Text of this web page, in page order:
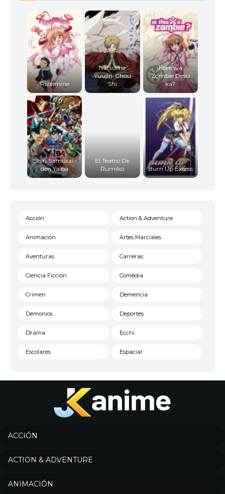
Rizelmine
Natsume
Yuujin-Chou
Shi
Kore wa
Zombie Desu
ka?
Shin Samurai-
den Yaiba
El Teatro De
Rumiko
Burn Up Excess
Acción Action & Adventure
Animación Artes Marciales
Aventuras Carreras
Ciencia Ficción Comedia
Crimen Demencia
Demonios Deportes
Drama Ecchi
Escolares Espacial
Historico
Josei
Música
ACCIÓN
ACTION & ADVENTURE
ANIMACIÓN